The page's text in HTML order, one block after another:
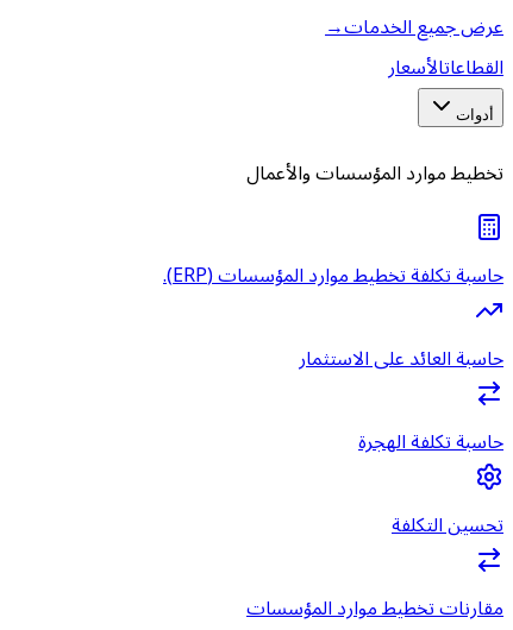
عرض جميع الخدمات→
القطاعاتالأسعار
أدوات
تخطيط موارد المؤسسات والأعمال
حاسبة تكلفة تخطيط موارد المؤسسات (ERP).
حاسبة العائد على الاستثمار
حاسبة تكلفة الهجرة
تحسين التكلفة
مقارنات تخطيط موارد المؤسسات